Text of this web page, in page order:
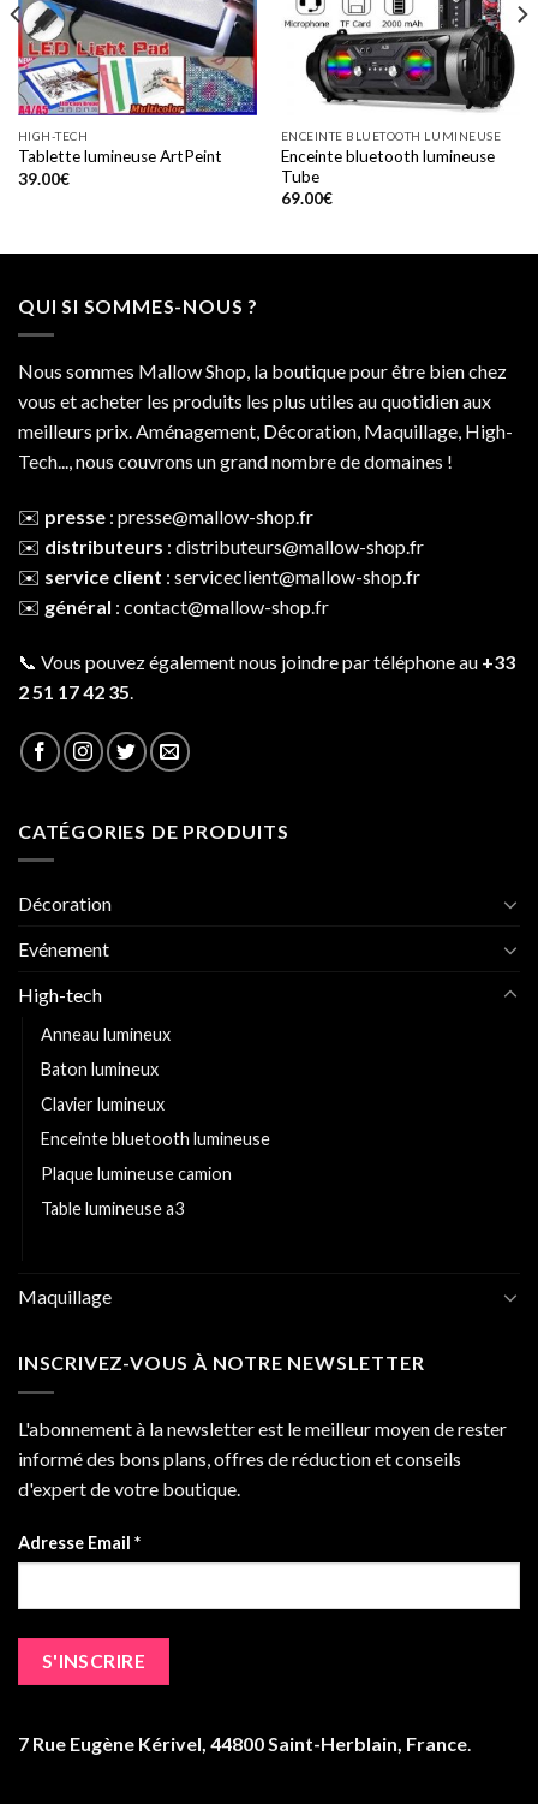
HIGH-TECH
Tablette lumineuse ArtPeint
39.00€
ENCEINTE BLUETOOTH LUMINEUSE
Enceinte bluetooth lumineuse
Tube
69.00€
QUI SI SOMMES-NOUS ?
Nous sommes Mallow Shop, la boutique pour être bien chez
vous et acheter les produits les plus utiles au quotidien aux
meilleurs prix. Aménagement, Décoration, Maquillage, High-
Tech..., nous couvrons un grand nombre de domaines !
✉️ presse : presse@mallow-shop.fr
✉️ distributeurs : distributeurs@mallow-shop.fr
✉️ service client : serviceclient@mallow-shop.fr
✉️ général : contact@mallow-shop.fr
📞 Vous pouvez également nous joindre par téléphone au +33
2 51 17 42 35.
CATÉGORIES DE PRODUITS
Décoration
Evénement
High-tech
Anneau lumineux
Baton lumineux
Clavier lumineux
Enceinte bluetooth lumineuse
Plaque lumineuse camion
Table lumineuse a3
Maquillage
INSCRIVEZ-VOUS À NOTRE NEWSLETTER
L'abonnement à la newsletter est le meilleur moyen de rester
informé des bons plans, offres de réduction et conseils
d'expert de votre boutique.
Adresse Email *
7 Rue Eugène Kérivel, 44800 Saint-Herblain, France.